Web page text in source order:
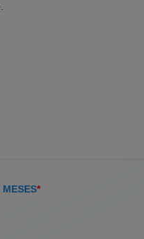
MESES*